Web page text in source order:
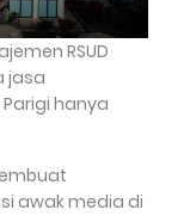
RSUD
jasa
hanya
awak media di